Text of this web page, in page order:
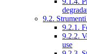
9.2.
9.2.1.
9.2.2.
use